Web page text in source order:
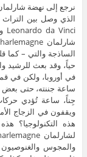
حياً، وقد بعث للرشيد
في أوروبا، ولكن في
ساعة جننته، حتى بعض
جِناً، ساعة تُؤدي
ويقفون في الزجاج
هذه التكنولوجيا؟
والمجوس